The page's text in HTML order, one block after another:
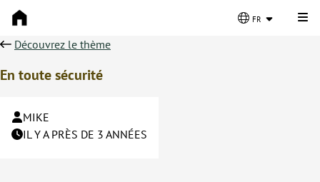
fr
Découvrez le thème
En toute sécurité
MIKE
IL Y A PRÈS DE 3 ANNÉES